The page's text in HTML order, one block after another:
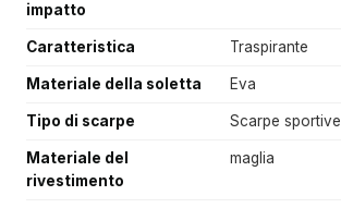
impatto
Caratteristica Traspirante
Materiale della soletta Eva
Tipo di scarpe Scarpe sportive
Materiale del
rivestimento
maglia